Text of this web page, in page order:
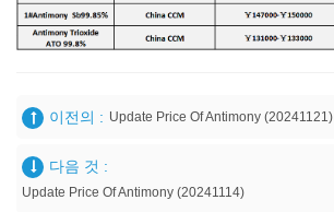
이전의 : Update Price Of Antimony (20241121)
다음 것 :
Update Price Of Antimony (20241114)